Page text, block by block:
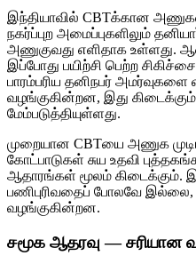
இந்தியாவில் CBTக்கான அணுகல்
நகர்ப்புற அமைப்புகளிலும்
அணுகுவது எளிதாக
இப்போது பயிற்சி பெற்ற
பாரம்பரிய தனிநபர் அமர்வுகளை
வழங்குகின்றன, இது
மேம்படுத்தியுள்ளது.
முறையான CBTயை அணுக
கோட்பாடுகள் சுய உதவி
ஆதாரங்கள் மூலம் கிடைக்கும்.
பணிபுரிவதைப் போலவே
வழங்குகின்றன.
சமூக ஆதரவு — சரியான